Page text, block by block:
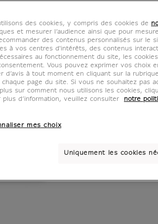
des cookies, y compris des cookies de
et mesurer l’audience ainsi que pour
des contenus personnalisés sur le
à vos centres d'intérêts, des contenus
au fonctionnement du site, les
Vous pouvez exprimer vos choix
d’avis à tout moment en cliquant sur la
chaque page du site. Si vous ne souhaitez pas
sur comment nous utilisons les cookies,
plus d’information, veuillez consulter
notre
mes choix
Uniquement les cookies